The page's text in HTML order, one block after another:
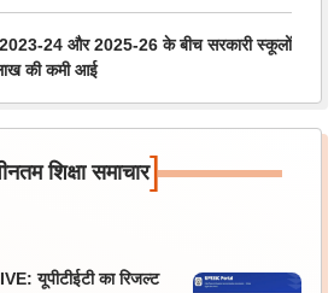
24 और 2025-26 के बीच सरकारी स्कूलों
की कमी आई
शिक्षा समाचार]
यूपीटीईटी का रिजल्ट